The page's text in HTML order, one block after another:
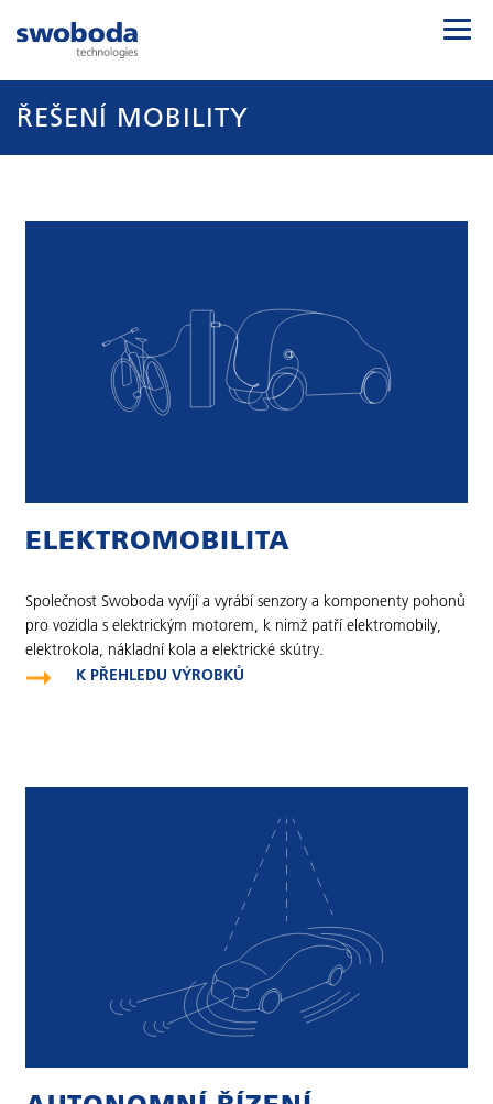
ŘEŠENÍ MOBILITY
ELEKTROMOBILITA
Společnost Swoboda vyvíjí a vyrábí senzory a komponenty pohonů
pro vozidla s elektrickým motorem, k nimž patří elektromobily,
elektrokola, nákladní kola a elektrické skútry.
K PŘEHLEDU VÝROBKŮ